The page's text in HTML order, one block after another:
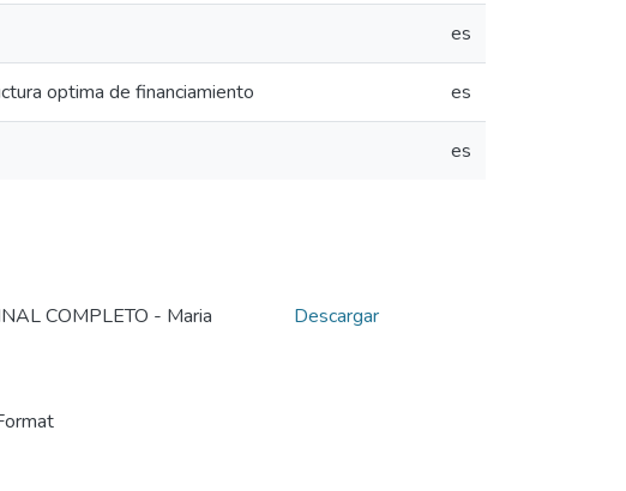
es
optima de financiamiento es
es
COMPLETO - Maria
Descargar